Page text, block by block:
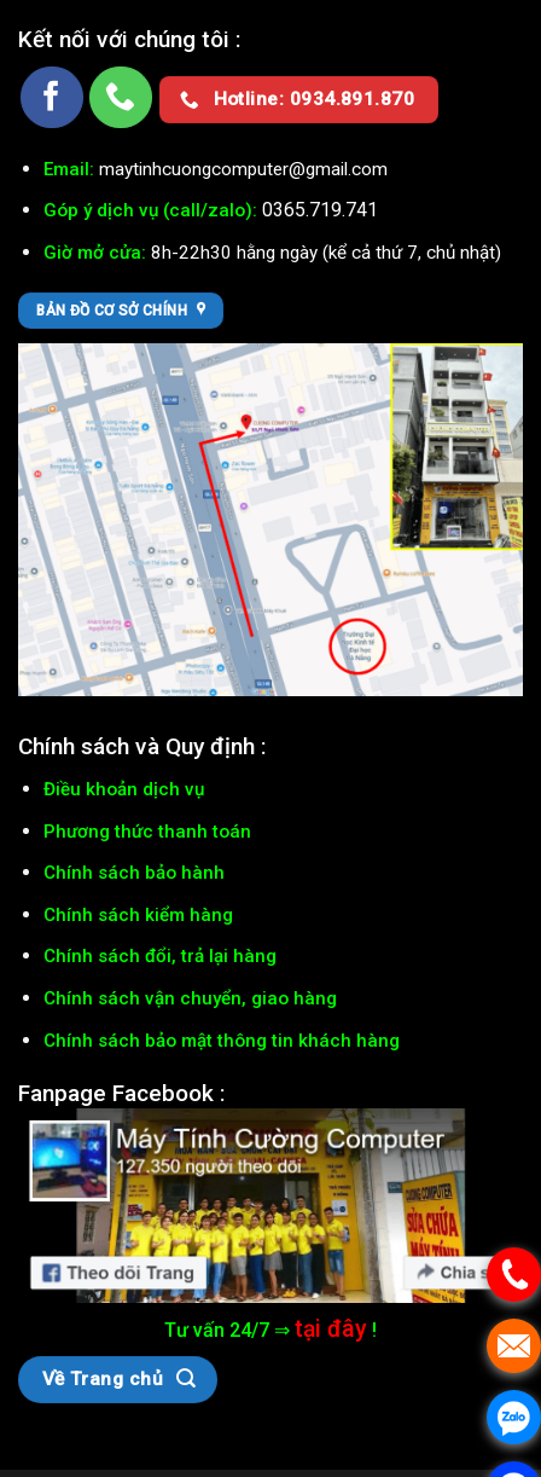
Kết nối với chúng tôi :
Hotline: 0934.891.870
Email: maytinhcuongcomputer@gmail.com
Góp ý dịch vụ (call/zalo): 0365.719.741
Giờ mở cửa: 8h-22h30 hằng ngày (kể cả thứ 7, chủ nhật)
BẢN ĐỒ CƠ SỞ CHÍNH
Chính sách và Quy định :
Điều khoản dịch vụ
Phương thức thanh toán
Chính sách bảo hành
Chính sách kiểm hàng
Chính sách đổi, trả lại hàng
Chính sách vận chuyển, giao hàng
Chính sách bảo mật thông tin khách hàng
Fanpage Facebook :
Tư vấn 24/7 ⇒ tại đây !
Về Trang chủ